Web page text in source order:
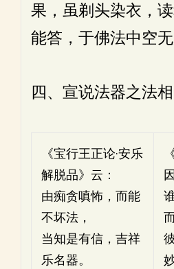
果，虽剃头染衣，
能答，于佛法中空
四、宣说法器之法相
《宝行王正论·安乐
解脱品》云：
由痴贪嗔怖，而能
不坏法，
当知是有信，吉祥
乐名器。